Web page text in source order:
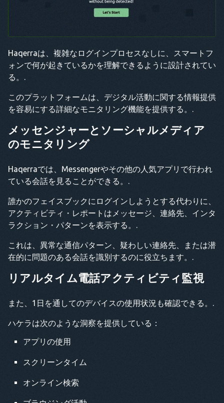
Haqerraは、複雑なログインプロセスなしに、スマートフ
ォンで何が起きているかを理解できるように設計されてい
る。.
このプラットフォームは、デジタル活動に関する情報提供
を容易にする詳細なモニタリング機能を提供する。.
メッセンジャーとソーシャルメディア
のモニタリング
Haqerraでは、Messengerやその他の人気アプリで行われ
ている会話を見ることができる。.
誰かのフェイスブックにログインしようとする代わりに、
アクティビティ・レポートはメッセージ、連絡先、インタ
ラクション・パターンを表示する。.
これは、異常な通信パターン、疑わしい連絡先、または潜
在的に問題のある会話を識別するのに役立ちます。.
リアルタイム電話アクティビティ監視
また、1日を通してのデバイスの使用状況も確認できる。.
ハケラは次のような洞察を提供している：
アプリの使用
スクリーンタイム
オンライン検索